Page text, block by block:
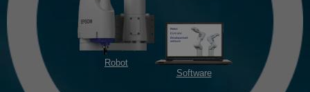
Robot
Software